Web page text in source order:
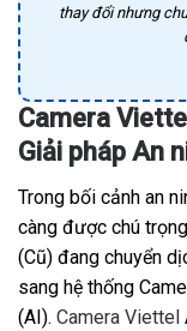
thay đổi nhưng
Camera
Giải pháp An
Trong bối cảnh an
càng được chú
(Cũ) đang chuyển
sang hệ thống
(AI). Camera Viettel